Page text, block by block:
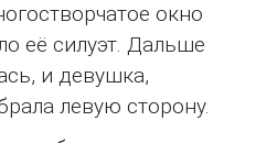
окно
её силуэт. Дальше
и девушка,
левую сторону.